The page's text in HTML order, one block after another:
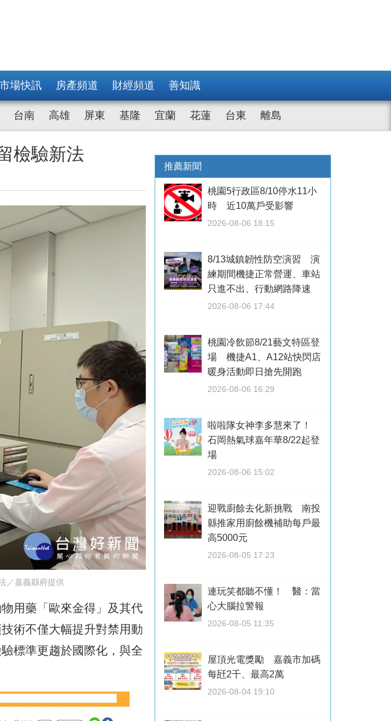
市場快訊 房產頻道 財經頻道 善知識
台南 高雄 屏東 基隆 宜蘭 花蓮 台東 離島
檢驗新法
／嘉義縣府提供
用藥「歐來金得」及其代
術不僅大幅提升對禁用動
標準更趨於國際化，與全
推薦新聞
桃園5行政區8/10停水11小
時 近10萬戶受影響
2026-08-06 18:15
8/13城鎮韌性防空演習 演
練期間機捷正常營運、車站
只進不出、行動網路降速
2026-08-06 17:44
桃園冷飲節8/21藝文特區登
場 機捷A1、A12站快閃店
暖身活動即日搶先開跑
2026-08-06 16:29
啦啦隊女神李多慧來了！
石岡熱氣球嘉年華8/22起登
場
2026-08-06 15:02
迎戰廚餘去化新挑戰 南投
縣推家用廚餘機補助每戶最
高5000元
2026-08-05 17:23
連玩笑都聽不懂！ 醫：當
心大腦拉警報
2026-08-05 11:35
屋頂光電獎勵 嘉義市加碼
每瓩2千、最高2萬
2026-08-04 19:10